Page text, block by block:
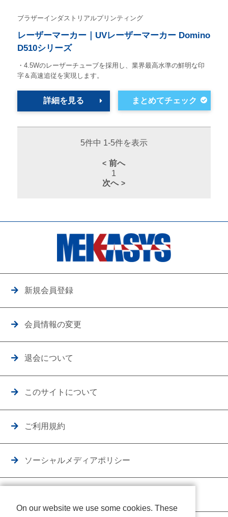
ブラザーインダストリアルプリンティング
レーザーマーカー｜UVレーザーマーカー Domino
D510シリーズ
・4.5Wのレーザーチューブを採用し、業界最高水準の鮮明な印
字＆高速追従を実現します。
詳細を見る
5件中 1-5件を表示
前へ
1
次へ
新規会員登録
会員情報の変更
退会について
このサイトについて
ご利用規約
ソーシャルメディアポリシー
On our website we use some cookies. These